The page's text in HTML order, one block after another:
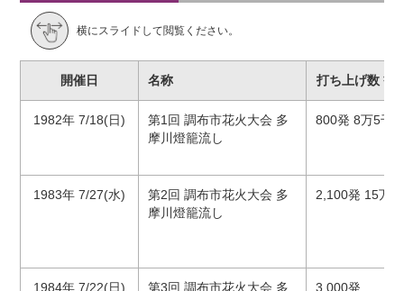
横にスライドして閲覧ください。
開催日 名称 打ち上げ数 観
1982年 7/18(日)
第1回 調布市花火大会 多
摩川燈籠流し
800発 8万5千
1983年 7/27(水)
第2回 調布市花火大会 多
摩川燈籠流し
2,100発 15万人
1984年 7/22(日) 第3回 調布市花火大会 多 3,000発